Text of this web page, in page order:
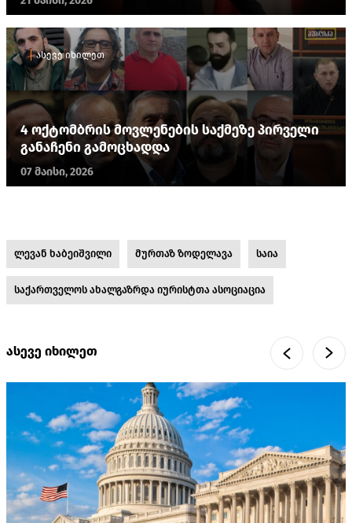
ასევე იხილეთ
4 ოქტომბრის მოვლენების საქმეზე პირველი
განაჩენი გამოცხადდა
07 მაისი, 2026
ლევან ხაბეიშვილი მურთაზ ზოდელავა საია
საქართველოს ახალგაზრდა იურისტთა ასოციაცია
ასევე იხილეთ